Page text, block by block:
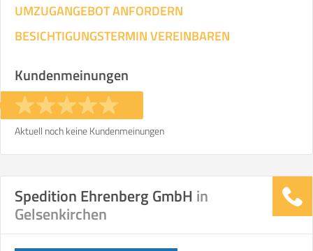
UMZUGANGEBOT ANFORDERN
BESICHTIGUNGSTERMIN VEREINBAREN
Kundenmeinungen
Aktuell noch keine Kundenmeinungen
Spedition Ehrenberg GmbH in
Gelsenkirchen